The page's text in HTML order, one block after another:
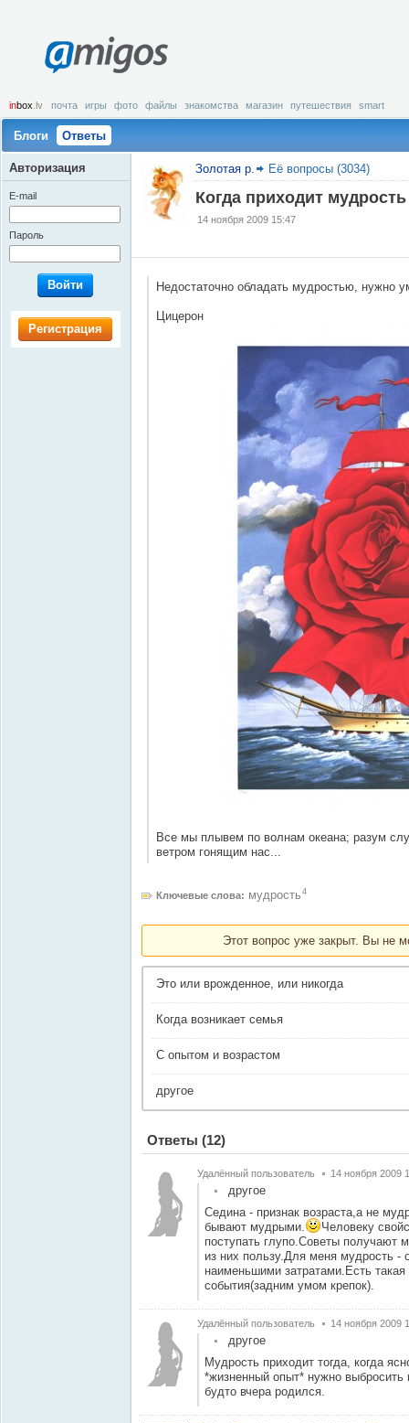
amigos
inbox .lv почта игры фото файлы знакомства магазин путешествия smart
Блоги Ответы
Золотая р. Её вопросы (3034)
Когда приходит
14 ноября 2009 15:47
Недостаточно обладать мудростью, нужно
Цицерон
Все мы плывем по волнам океана; разум
ветром гонящим нас...
Ключевые слова: мудрость 4
Этот вопрос уже закрыт. Вы не
Это или врожденное, или никогда
Когда возникает семья
С опытом и возрастом
другое
Ответы (12)
Удалённый пользователь 14 ноября 2009
другое
Седина - признак возраста,а не
бывают мудрыми.
Человеку
поступать глупо.Советы получают
из них пользу.Для меня мудрость -
наименьшими затратами.Есть
события(задним умом крепок).
Удалённый пользователь 14 ноября 2009
другое
Мудрость приходит тогда, когда
*жизненный опыт* нужно выбросить
будто вчера родился.
Авторизация
E-mail
Пароль
Войти
Регистрация